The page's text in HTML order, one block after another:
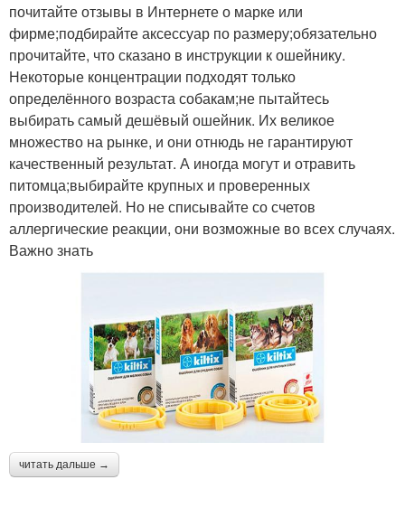
почитайте отзывы в Интернете о марке или
фирме;подбирайте аксессуар по размеру;обязательно
прочитайте, что сказано в инструкции к ошейнику.
Некоторые концентрации подходят только
определённого возраста собакам;не пытайтесь
выбирать самый дешёвый ошейник. Их великое
множество на рынке, и они отнюдь не гарантируют
качественный результат. А иногда могут и отравить
питомца;выбирайте крупных и проверенных
производителей. Но не списывайте со счетов
аллергические реакции, они возможные во всех случаях.
Важно знать
читать дальше →